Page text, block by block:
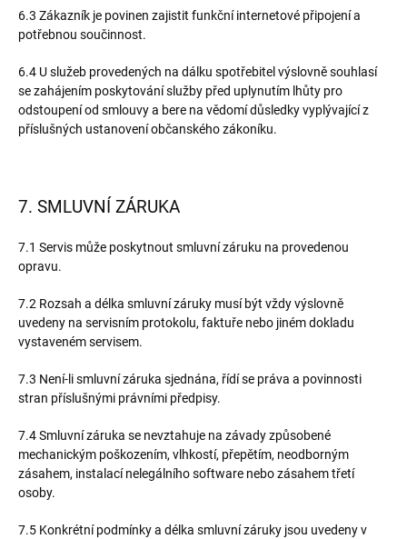
6.3 Zákazník je povinen zajistit funkční internetové připojení a
potřebnou součinnost.
6.4 U služeb provedených na dálku spotřebitel výslovně souhlasí
se zahájením poskytování služby před uplynutím lhůty pro
odstoupení od smlouvy a bere na vědomí důsledky vyplývající z
příslušných ustanovení občanského zákoníku.
7. SMLUVNÍ ZÁRUKA
7.1 Servis může poskytnout smluvní záruku na provedenou
opravu.
7.2 Rozsah a délka smluvní záruky musí být vždy výslovně
uvedeny na servisním protokolu, faktuře nebo jiném dokladu
vystaveném servisem.
7.3 Není-li smluvní záruka sjednána, řídí se práva a povinnosti
stran příslušnými právními předpisy.
7.4 Smluvní záruka se nevztahuje na závady způsobené
mechanickým poškozením, vlhkostí, přepětím, neodborným
zásahem, instalací nelegálního software nebo zásahem třetí
osoby.
7.5 Konkrétní podmínky a délka smluvní záruky jsou uvedeny v